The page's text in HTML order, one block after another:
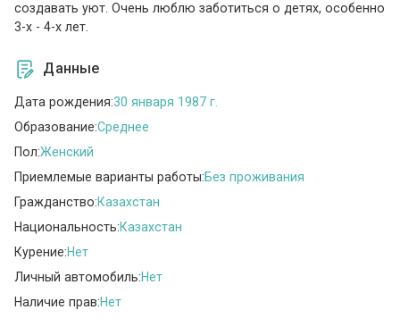
создавать уют. Очень люблю заботиться о детях, особенно
3-х - 4-х лет.
Данные
Дата рождения:30 января 1987 г.
Образование:Среднее
Пол:Женский
Приемлемые варианты работы:Без проживания
Гражданство:Казахстан
Национальность:Казахстан
Курение:Нет
Личный автомобиль:Нет
Наличие прав:Нет